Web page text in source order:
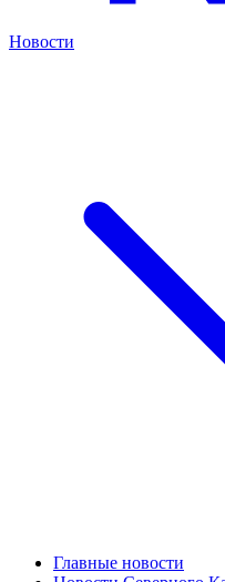
Новости
Главные новости